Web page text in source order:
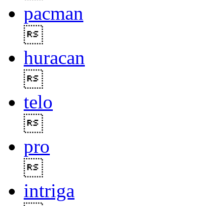
pacman
huracan
telo
pro
intriga